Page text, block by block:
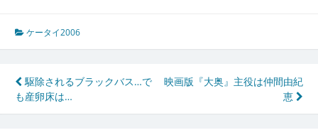
ケータイ2006
投
稿
駆除されるブラックバス…で
も産卵床は…
映画版『大奥』主役は仲間由紀
恵